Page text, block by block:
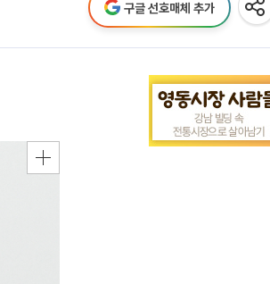
구글 선호매체 추가